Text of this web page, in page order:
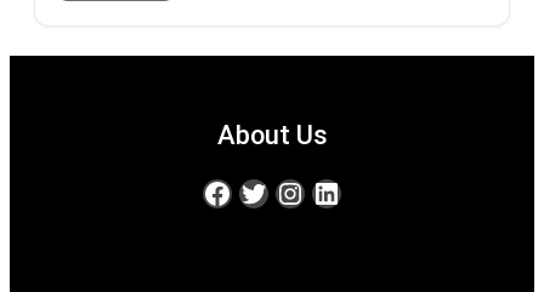
About Us
Facebook Twitter Instagram LinkedIn